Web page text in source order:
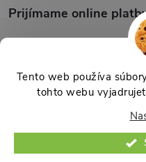
Tento web používa
tohto webu
Prijímame online
TINTA.sk .